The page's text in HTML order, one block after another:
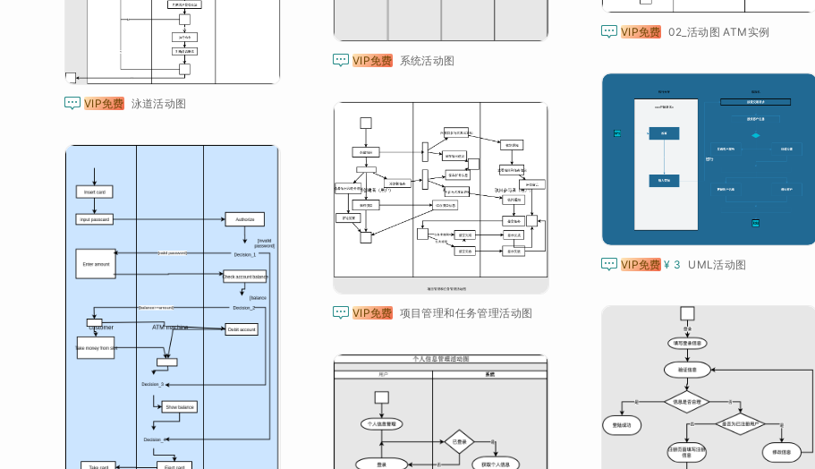
 VIP免费 02_活动图 ATM实例
 VIP免费 系统活动图
 VIP免费 泳道活动图
 VIP免费 ¥ 3 UML活动图
 VIP免费 项目管理和任务管理活动图